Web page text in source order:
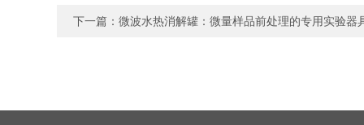
下一篇： 微波水热消解罐：微量样品前处理的专用实验器